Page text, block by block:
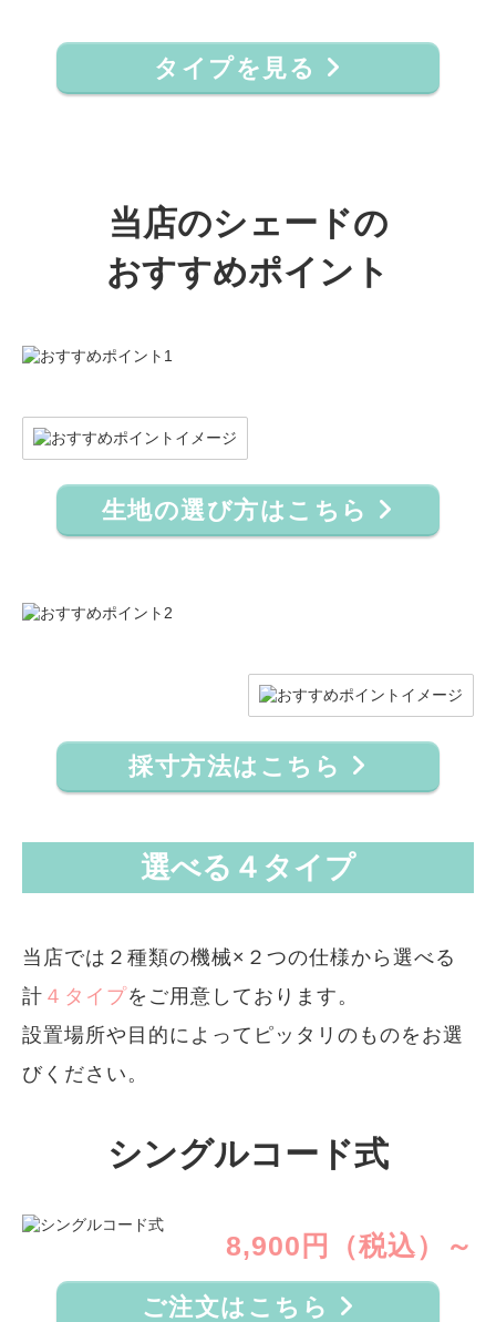
タイプを見る
当店のシェードの
おすすめポイント
生地の選び方はこちら
採寸方法はこちら
選べる４タイプ
当店では２種類の機械×２つの仕様から選べる
計 ４タイプをご用意しております。
設置場所や目的によってピッタリのものをお選
びください。
シングルコード式
8,900円（税込）～
ご注文はこちら